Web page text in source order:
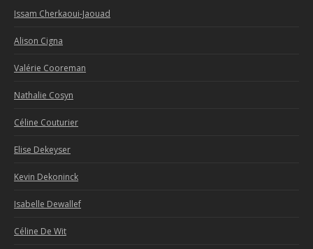
Issam Cherkaoui-Jaouad
Alison Cigna
Valérie Cooreman
Nathalie Cosyn
Céline Couturier
Elise Dekeyser
Kevin Dekoninck
Isabelle Dewallef
Céline De Wit